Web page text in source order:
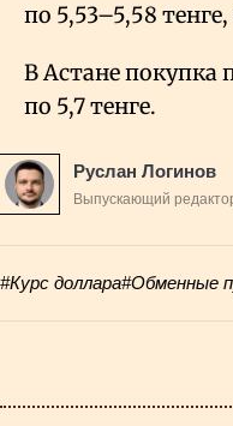
по 5,53–5,58
В Астане покупка
по 5,7 тенге.
Руслан Логинов
Выпускающий
#Курс доллара#Обменные